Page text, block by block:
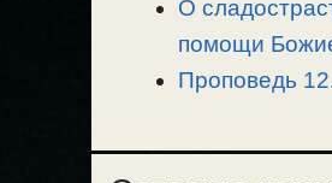
О
помощи
Проповедь